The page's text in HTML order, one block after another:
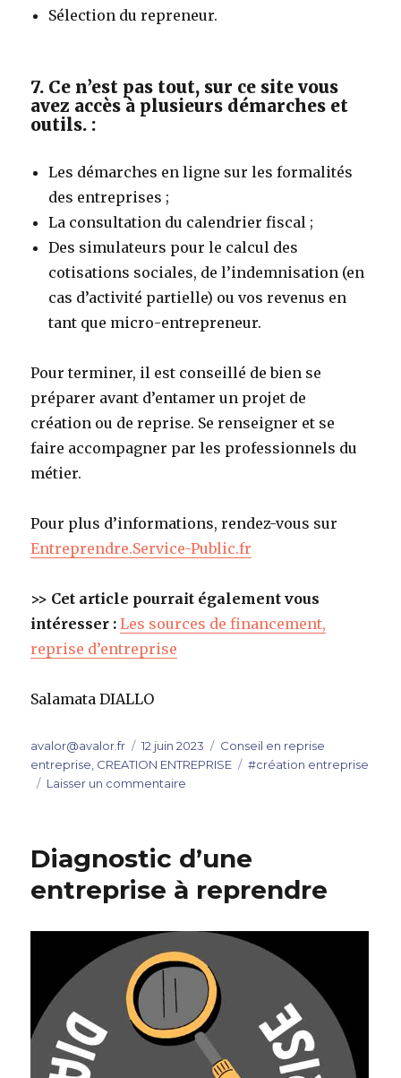
Sélection du repreneur.
7. Ce n’est pas tout, sur ce site vous
avez accès à plusieurs démarches et
outils. :
Les démarches en ligne sur les formalités
des entreprises ;
La consultation du calendrier fiscal ;
Des simulateurs pour le calcul des
cotisations sociales, de l’indemnisation (en
cas d’activité partielle) ou vos revenus en
tant que micro-entrepreneur.
Pour terminer, il est conseillé de bien se
préparer avant d’entamer un projet de
création ou de reprise. Se renseigner et se
faire accompagner par les professionnels du
métier.
Pour plus d’informations, rendez-vous sur
Entreprendre.Service-Public.fr
>> Cet article pourrait également vous
intéresser :Les sources de financement,
reprise d’entreprise
Salamata DIALLO
Auteur
avalor@avalor.fr
Publié
le
12 juin 2023 Catégories
Conseil en reprise
entreprise, CREATION ENTREPRISE Étiquettes
#création entreprise
Laisser un commentaire
les
Diagnostic d’une
entreprise à reprendre